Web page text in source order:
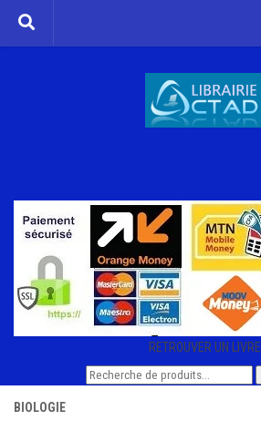
Skip to content
RETROUVER UN LIVRE
Recherche
BIOLOGIE